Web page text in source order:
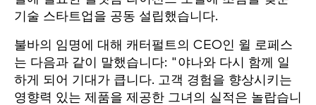
기술 스타트업을 공동 설립했습니다.
불바의 임명에 대해 캐터펄트의 CEO인 윌 로페스
는 다음과 같이 말했습니다: "야나와 다시 함께 일
하게 되어 기대가 큽니다. 고객 경험을 향상시키는
영향력 있는 제품을 제공한 그녀의 실적은 놀랍습니